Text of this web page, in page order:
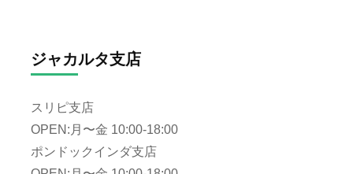
ジャカルタ支店
スリピ支店
OPEN:月〜金 10:00-18:00
ポンドックインダ支店